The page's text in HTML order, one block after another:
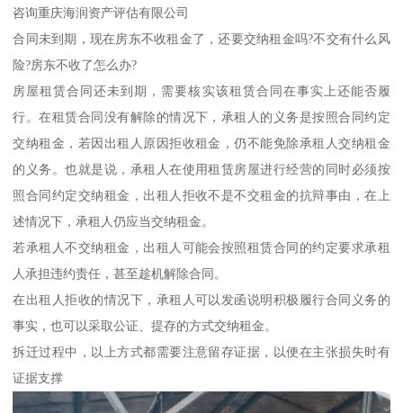
咨询重庆海润资产评估有限公司
合同未到期，现在房东不收租金了，还要交纳租金吗?不交有什么风
险?房东不收了怎么办?
房屋租赁合同还未到期，需要核实该租赁合同在事实上还能否履
行。在租赁合同没有解除的情况下，承租人的义务是按照合同约定
交纳租金，若因出租人原因拒收租金，仍不能免除承租人交纳租金
的义务。也就是说，承租人在使用租赁房屋进行经营的同时必须按
照合同约定交纳租金，出租人拒收不是不交租金的抗辩事由，在上
述情况下，承租人仍应当交纳租金。
若承租人不交纳租金，出租人可能会按照租赁合同的约定要求承租
人承担违约责任，甚至趁机解除合同。
在出租人拒收的情况下，承租人可以发函说明积极履行合同义务的
事实，也可以采取公证、提存的方式交纳租金。
拆迁过程中，以上方式都需要注意留存证据，以便在主张损失时有
证据支撑